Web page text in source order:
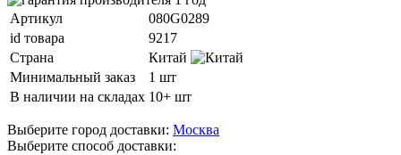
Артикул
080G0289
id товара
9217
Страна
Китай
Минимальный заказ
1 шт
В наличии на складах 10+ шт
Выберите город доставки: Москва
Выберите способ доставки: